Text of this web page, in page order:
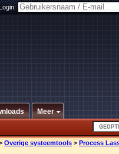
Meer
Overige systeemtools > Process